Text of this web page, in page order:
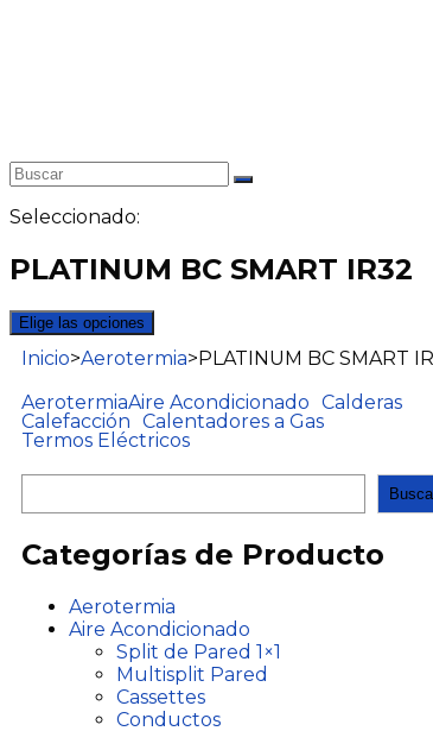
Seleccionado:
PLATINUM BC SMART IR32
Elige las opciones
Inicio>Aerotermia>PLATINUM BC SMART
AerotermiaAire Acondicionado Calderas
Calefacción Calentadores a Gas
Termos Eléctricos
Categorías de Producto
Aerotermia
Aire Acondicionado
Split de Pared 1×1
Multisplit Pared
Cassettes
Conductos